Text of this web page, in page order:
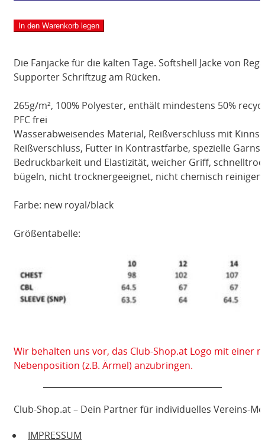
Jacke
-
new
-
Damen
In den Warenkorb legen
Die Fanjacke für die kalten Tage. Softshell Jacke von
Supporter Schriftzug am Rücken.
265g/m², 100% Polyester, enthält mindestens 50%
PFC frei
Wasserabweisendes Material, Reißverschluss mit
Reißverschluss, Futter in Kontrastfarbe, spezielle
Bedruckbarkeit und Elastizität, weicher Griff,
bügeln, nicht trocknergeeignet, nicht chemisch reinigen
Farbe: new royal/black
Größentabelle:
Wir behalten uns vor, das Club-Shop.at Logo mit einer
Nebenposition (z.B. Ärmel) anzubringen.
Club-Shop.at – Dein Partner für individuelles Vereins-
IMPRESSUM